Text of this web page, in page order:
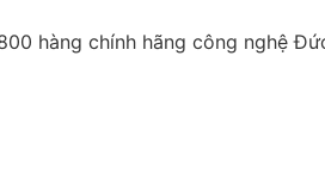
hàng chính hãng công nghệ